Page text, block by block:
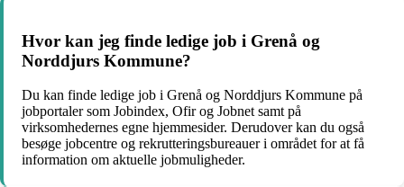
Hvor kan jeg finde ledige job i Grenå og
Norddjurs Kommune?
Du kan finde ledige job i Grenå og Norddjurs Kommune på
jobportaler som Jobindex, Ofir og Jobnet samt på
virksomhedernes egne hjemmesider. Derudover kan du også
besøge jobcentre og rekrutteringsbureauer i området for at få
information om aktuelle jobmuligheder.